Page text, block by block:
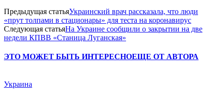
Предыдущая статьяУкраинский врач рассказала, что люди
«прут толпами в стационары» для теста на коронавирус
Следующая статьяНа Украине сообщили о закрытии на две
недели КПВВ «Станица Луганская»
ЭТО МОЖЕТ БЫТЬ ИНТЕРЕСНОЕЩЕ ОТ АВТОРА
Украина